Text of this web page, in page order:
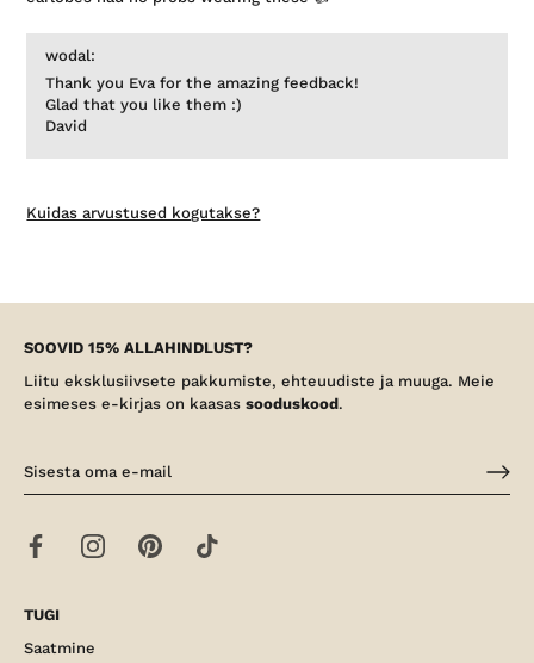
wodal:
Thank you Eva for the amazing feedback!
Glad that you like them :)
David
Kuidas arvustused kogutakse?
SOOVID 15% ALLAHINDLUST?
Liitu eksklusiivsete pakkumiste, ehteuudiste ja muuga. Meie
esimeses e-kirjas on kaasas sooduskood.
TUGI
Saatmine